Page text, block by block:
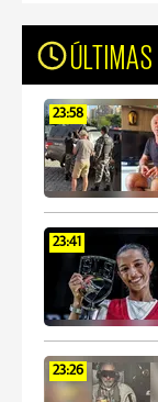
23:58
23:41
23:26